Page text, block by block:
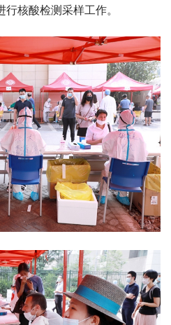
核酸检测采样工作。